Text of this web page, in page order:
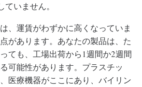
ていません。
、運賃がわずかに高くなっていま
があります。あなたの製品は、た
ても、工場出荷から1週間か2週間
可能性があります。プラスチッ
医療機器がここにあり、バイリン